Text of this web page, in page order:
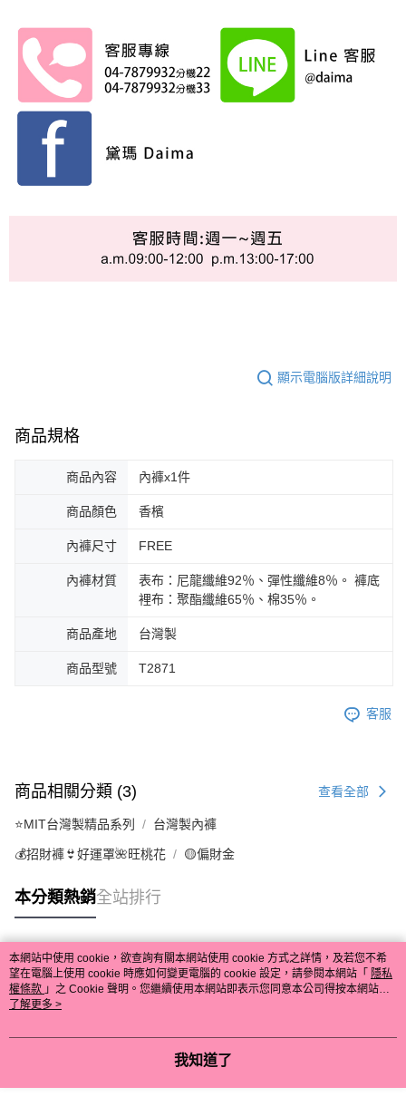
顯示電腦版詳細說明
商品規格
商品內容 內褲x1件
商品顏色 香檳
內褲尺寸 FREE
內褲材質
表布：尼龍纖維92％、彈性纖維8％。 褲底
裡布：聚酯纖維65％、棉35％。
商品產地 台灣製
商品型號 T2871
客服
商品相關分類 (3) 查看全部
⭐MIT台灣製精品系列 台灣製內褲
💰招財褲👙好運罩🌺旺桃花 🟡偏財金
本分類熱銷全站排行
熱門標籤
本網站中使用 cookie，欲查詢有關本網站使用 cookie 方式之詳情，及若您不希
望在電腦上使用 cookie 時應如何變更電腦的 cookie 設定，請參閱本網站「 隱私
權條款 」之 Cookie 聲明。您繼續使用本網站即表示您同意本公司得按本網站使
用條款之 Cookie 聲明使用 cookie。
了解更多 >
我知道了